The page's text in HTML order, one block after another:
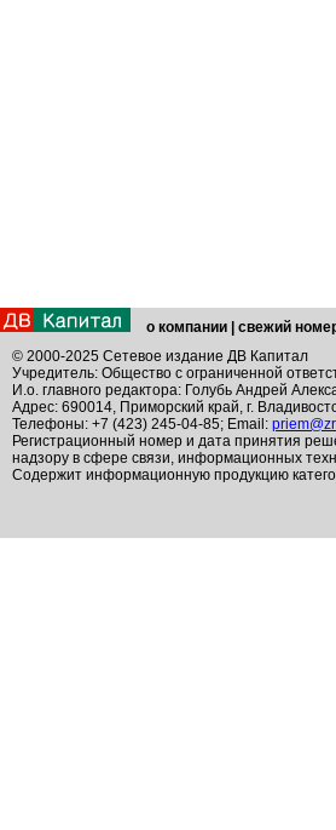
о компании свежий
© 2000-2025 Сетевое издание ДВ Капитал
Учредитель: Общество с ограниченной
И.о. главного редактора: Голубь Андрей
Адрес: 690014, Приморский край, г.
Телефоны: +7 (423) 245-04-85; Email:
Регистрационный номер и дата принятия
надзору в сфере связи, информационных
Содержит информационную продукцию